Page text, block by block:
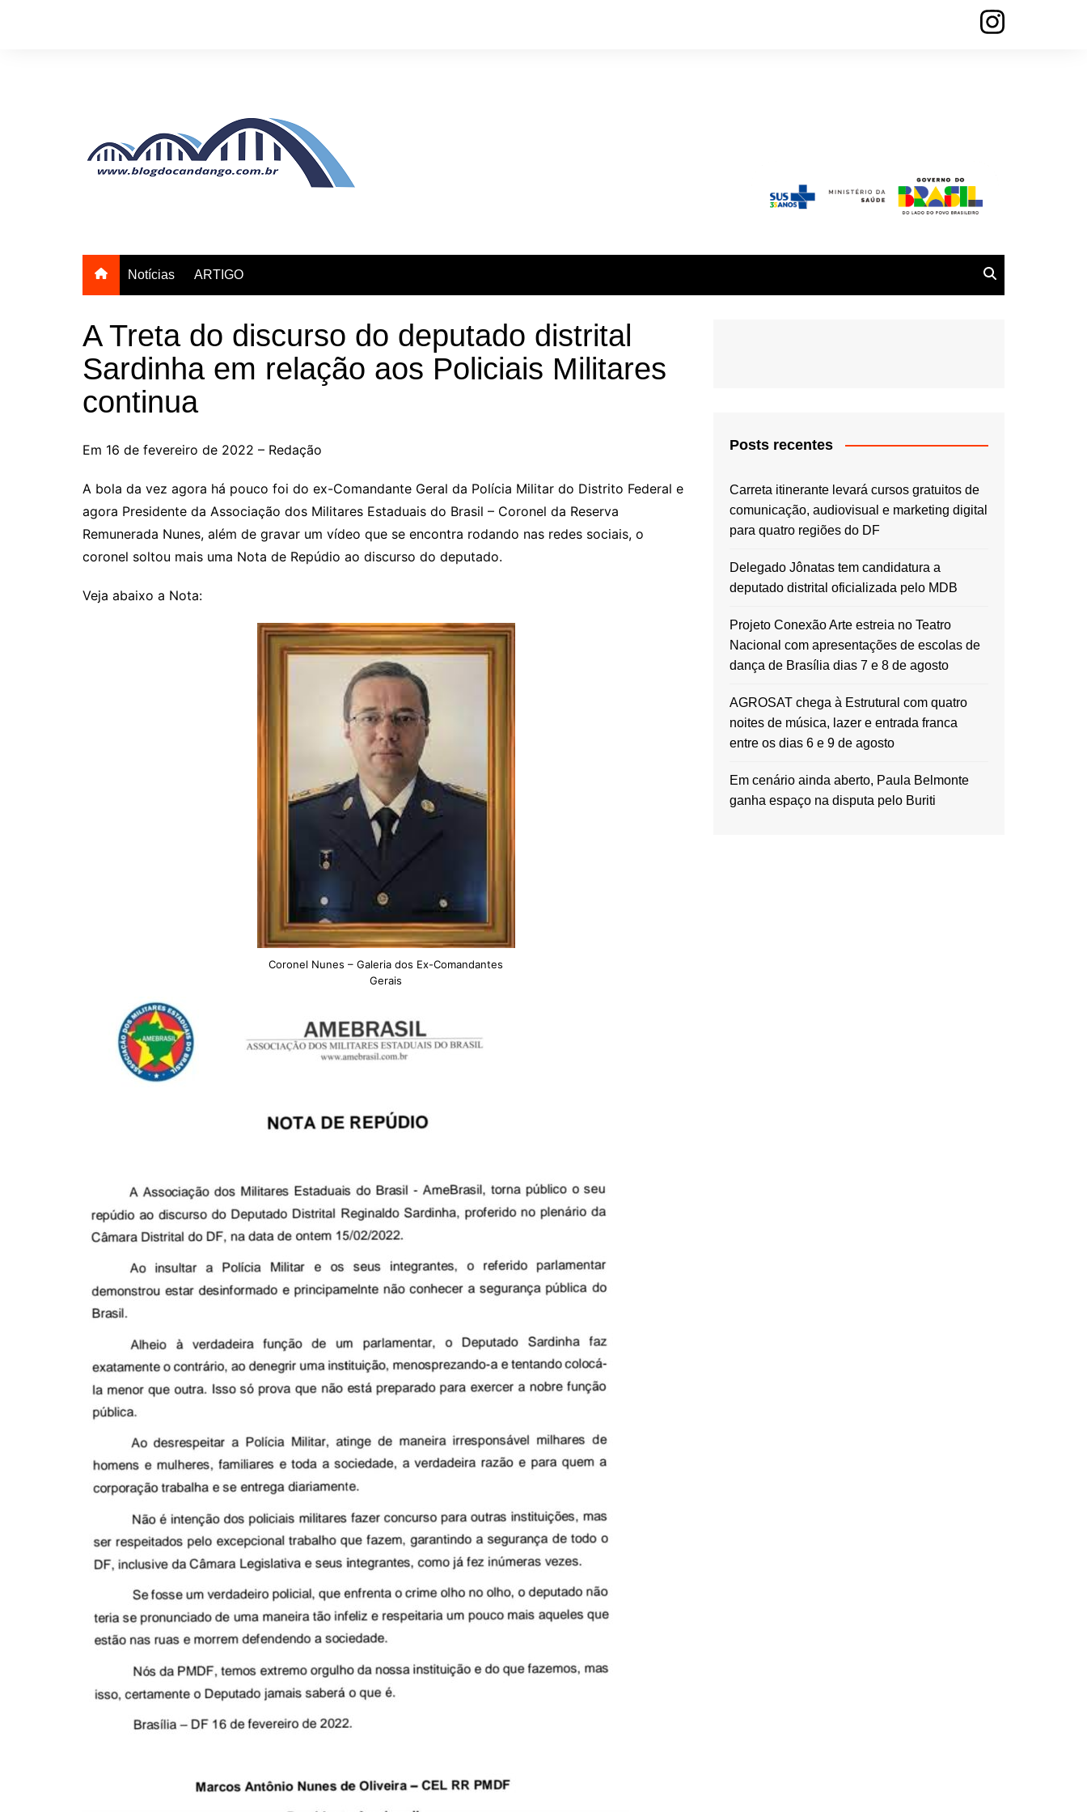
Notícias ARTIGO
A Treta do discurso do deputado distrital
Sardinha em relação aos Policiais Militares
continua
Em 16 de fevereiro de 2022 – Redação
A bola da vez agora há pouco foi do ex-Comandante Geral da Polícia Militar do Distrito Federal e
agora Presidente da Associação dos Militares Estaduais do Brasil – Coronel da Reserva
Remunerada Nunes, além de gravar um vídeo que se encontra rodando nas redes sociais, o
coronel soltou mais uma Nota de Repúdio ao discurso do deputado.
Veja abaixo a Nota:
Coronel Nunes – Galeria dos Ex-Comandantes
Gerais
Posts recentes
Carreta itinerante levará cursos gratuitos de
comunicação, audiovisual e marketing digital
para quatro regiões do DF
Delegado Jônatas tem candidatura a
deputado distrital oficializada pelo MDB
Projeto Conexão Arte estreia no Teatro
Nacional com apresentações de escolas de
dança de Brasília dias 7 e 8 de agosto
AGROSAT chega à Estrutural com quatro
noites de música, lazer e entrada franca
entre os dias 6 e 9 de agosto
Em cenário ainda aberto, Paula Belmonte
ganha espaço na disputa pelo Buriti